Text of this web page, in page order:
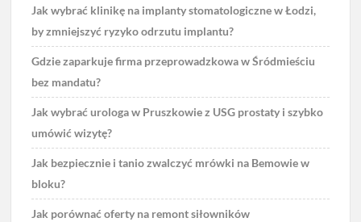
Jak wybrać klinikę na implanty stomatologiczne w Łodzi,
by zmniejszyć ryzyko odrzutu implantu?
Gdzie zaparkuje firma przeprowadzkowa w Śródmieściu
bez mandatu?
Jak wybrać urologa w Pruszkowie z USG prostaty i szybko
umówić wizytę?
Jak bezpiecznie i tanio zwalczyć mrówki na Bemowie w
bloku?
Jak porównać oferty na remont siłowników